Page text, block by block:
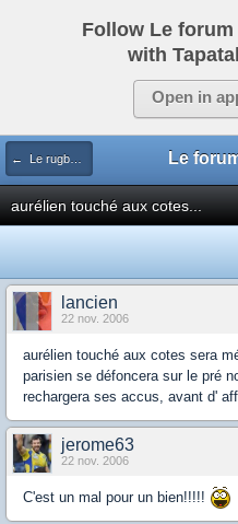
Follow Le
with
Open in
← Le rugby international
aurélien touché aux cotes...
lancien
22 nov. 2006
aurélien touché aux cotes sera
parisien se défoncera sur le pré
rechargera ses accus, avant d'
jerome63
22 nov. 2006
C'est un mal pour un bien!!!!!